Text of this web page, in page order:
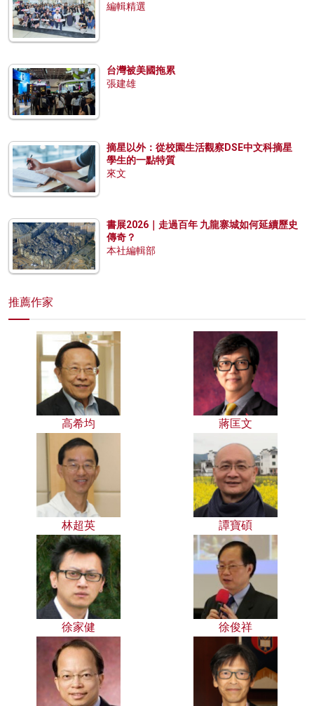
編輯精選
台灣被美國拖累
張建雄
摘星以外：從校園生活觀察DSE中文科摘星
學生的一點特質
來文
書展2026｜走過百年 九龍寨城如何延續歷史
傳奇？
本社編輯部
推薦作家
高希均 蔣匡文
林超英 譚寶碩
徐家健 徐俊祥